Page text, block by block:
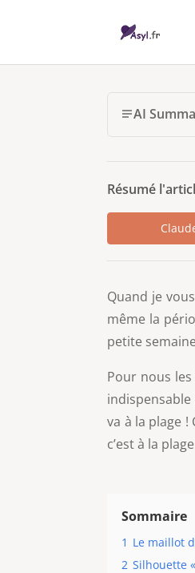
AI
Résumé
Quand je
même la
petite
Pour nous
va à la plage
c’est à la
Sommaire
1 Le maillot
2 Silhouette